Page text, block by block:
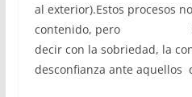
al exterior).Estos procesos
contenido, pero
decir con la sobriedad, la
desconfianza ante aquellos